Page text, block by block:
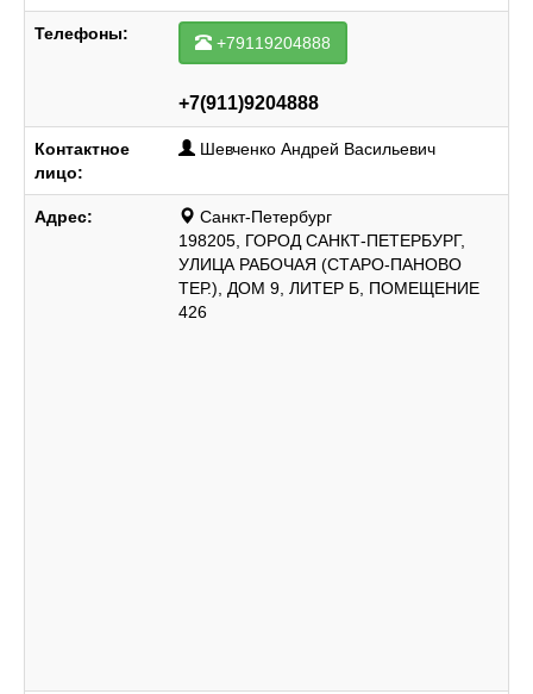
Телефоны: +79119204888
+7(911)9204888
Контактное
лицо:
Шевченко Андрей Васильевич
Адрес:
Санкт-Петербург
198205, ГОРОД САНКТ-ПЕТЕРБУРГ,
УЛИЦА РАБОЧАЯ (СТАРО-ПАНОВО
ТЕР.), ДОМ 9, ЛИТЕР Б, ПОМЕЩЕНИЕ
426